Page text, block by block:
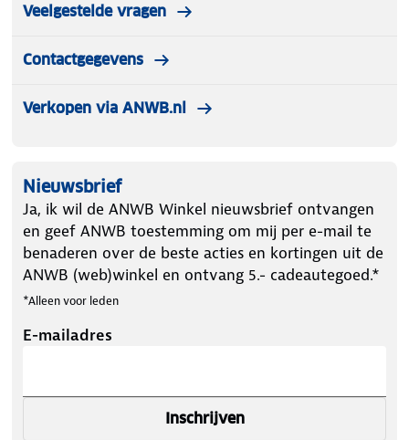
Veelgestelde vragen
Contactgegevens
Verkopen via ANWB.nl
Nieuwsbrief
Ja, ik wil de ANWB Winkel nieuwsbrief ontvangen
en geef ANWB toestemming om mij per e-mail te
benaderen over de beste acties en kortingen uit de
ANWB (web)winkel en ontvang 5.- cadeautegoed.*
*Alleen voor leden
E-mailadres
Inschrijven